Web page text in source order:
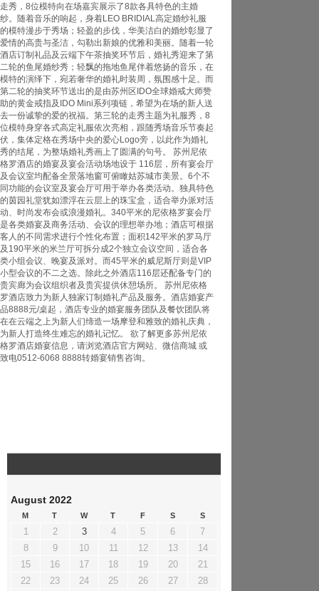
走秀，8位模特向在场嘉宾展示了8款各具特色的主婚
纱。随着音乐的响起，身着LEO BRIDIAL高定婚纱礼服
的模特漫步于秀场；轻盈的步伐，华美洁白的婚纱彰显了
爱情的高贵与圣洁，勾勒出新娘的优雅和美丽。随着一轮
酒店订制礼品及云端下午茶抽奖环节后，婚礼秀迎来了第
二轮的鱼尾婚纱秀；轻飘的拖地鱼尾伴着悠扬的音乐，在
模特的演绎下，宛若奢华的婚礼时装周，氛围感十足。而
第二轮的抽奖环节送出的是由苏州区IDO全球婚戒大师赞
助的黄金戒指及IDO Mini系列项链，希望为在场的新人送
去一份诚挚的爱的祝福。第三轮的走秀主题为礼服秀，8
位模特身穿各式高定礼服依次亮相，跟随秀场音乐节奏起
伏，集体定格在秀场中央的爱心Logo旁，以此作为婚礼
秀的结尾，为整场婚礼秀画上了圆满的句号。 苏州尼依
格罗酒店的婚宴及宴会活动场地设于 116层，所有宴会厅
及会议室均配备全景落地窗可俯瞰姑苏城市美景。6个不
同功能的会议室及宴会厅可用于举办各类活动。独具特色
的茵园礼堂犹如漂浮在云层上的珠宝盒，适合举办派对活
动、时尚发布会或浪漫婚礼。340平米的尼依格罗宴会厅
是各类婚宴及商务活动、会议的理想举办地；酒店可根据
客人的不同需求进行个性化布置；面积142平米的罗马厅
及190平米的米兰厅可拆分成2个独立会议空间，适合各
类小组会议、晚宴及派对。而45平米的威尼斯厅则是VIP
小型会议的不二之选。除此之外酒店116层还配备专门的
贵宾廊为会议组织者及贵宾提供休憩场所。 苏州尼依格
罗酒店致力为新人独家订制婚礼产品及服务。酒店婚宴产
品8888元/桌起，酒店专业的婚宴服务团队及餐饮团队将
在在云端之上为新人们缔造一场摩登和雅致的婚礼庆典，
为新人打造终生难忘的婚礼记忆。 欲了解更多苏州尼依
格罗酒店婚宴信息，请浏览酒店官方网站、微信商城 或
致电0512-6068 8888转婚宴销售咨询。
August 2022
M T W T F S S
1 2 3 4 5 6
7
8
9 10 11 12 13
14
15
16 17 18 19 20
21
22
23 24 25 26 27
28